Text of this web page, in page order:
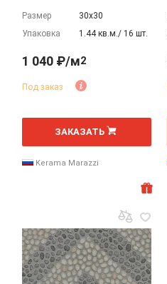
Размер
30х30
Упаковка
1.44 кв.м./ 16 шт.
1 040 ₽/м2
Под заказ
м
ЗАКАЗАТЬ
Kerama Marazzi